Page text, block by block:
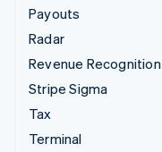
Payouts
Radar
Revenue Recognition
Stripe Sigma
Tax
Terminal